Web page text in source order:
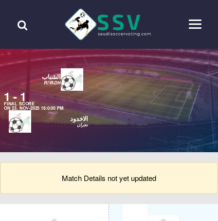
الشباب
RIYADH
1-1
FINAL SCORE
ON 23, NOV-2025 16:0:00 PM
الاخدود
نجران
Match Details not yet updated